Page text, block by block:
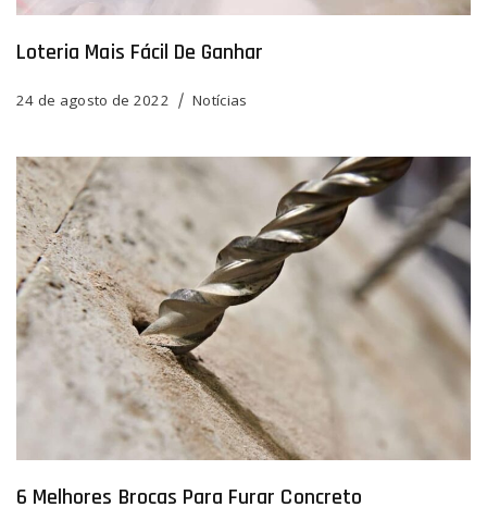
Loteria Mais Fácil De Ganhar
24 de agosto de 2022 Notícias
6 Melhores Brocas Para Furar Concreto